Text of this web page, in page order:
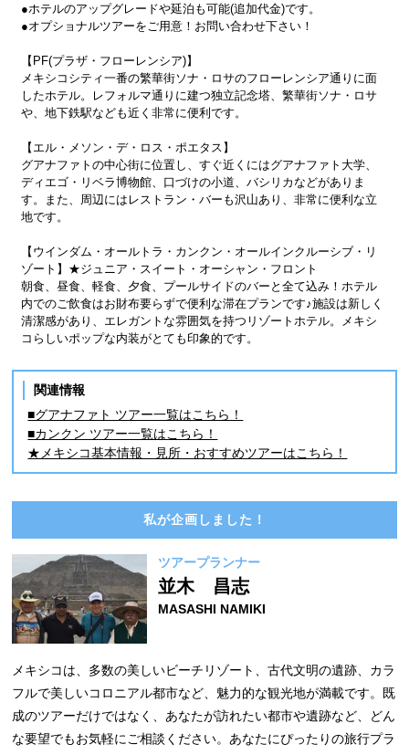
●ホテルのアップグレードや延泊も可能(追加代金)です。
●オプショナルツアーをご用意！お問い合わせ下さい！
【PF(プラザ・フローレンシア)】
メキシコシティ一番の繁華街ソナ・ロサのフローレンシア通りに面
したホテル。レフォルマ通りに建つ独立記念塔、繁華街ソナ・ロサ
や、地下鉄駅なども近く非常に便利です。
【エル・メソン・デ・ロス・ポエタス】
グアナファトの中心街に位置し、すぐ近くにはグアナファト大学、
ディエゴ・リベラ博物館、口づけの小道、バシリカなどがありま
す。また、周辺にはレストラン・バーも沢山あり、非常に便利な立
地です。
【ウインダム・オールトラ・カンクン・オールインクルーシブ・リ
ゾート】★ジュニア・スイート・オーシャン・フロント
朝食、昼食、軽食、夕食、プールサイドのバーと全て込み！ホテル
内でのご飲食はお財布要らずで便利な滞在プランです♪施設は新しく
清潔感があり、エレガントな雰囲気を持つリゾートホテル。メキシ
コらしいポップな内装がとても印象的です。
関連情報
■グアナファト ツアー一覧はこちら！
■カンクン ツアー一覧はこちら！
★メキシコ基本情報・見所・おすすめツアーはこちら！
私が企画しました！
ツアープランナー
並木 昌志
MASASHI NAMIKI
メキシコは、多数の美しいビーチリゾート、古代文明の遺跡、カラ
フルで美しいコロニアル都市など、魅力的な観光地が満載です。既
成のツアーだけではなく、あなたが訪れたい都市や遺跡など、どん
な要望でもお気軽にご相談ください。あなたにぴったりの旅行プラ